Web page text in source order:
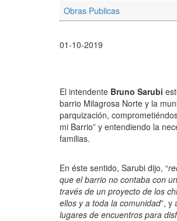
Obras Publicas
01-10-2019
El intendente Bruno Sarubi
barrio Milagrosa Norte y la
parquización,
mi Barrio” y entendiendo la
familias.
En éste sentido, Sarubi dijo, “
que el barrio no contaba con
través de un proyecto de los
ellos y a toda la comunidad”, y
lugares de encuentros para